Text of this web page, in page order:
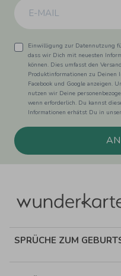
Einwilligung zur Datennutzung
dass wir Dich mit neuesten
können. Dies umfasst den
Produktinformationen zu Deinen
Facebook und Google anzeigen.
nutzen wir Deine
wenn erforderlich. Du kannst
Informationen erhätst Du in
SPRÜCHE ZUM